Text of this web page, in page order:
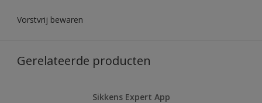
Vorstvrij bewaren
Gerelateerde producten
Sikkens Expert App